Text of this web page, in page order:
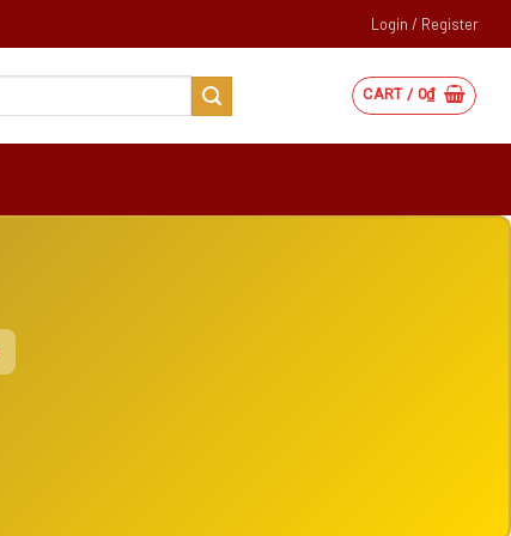
Login / Register
CART / 0₫